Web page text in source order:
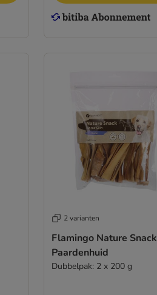
2 varianten
Flamingo Nature Snack
Paardenhuid
Dubbelpak: 2 x 200 g